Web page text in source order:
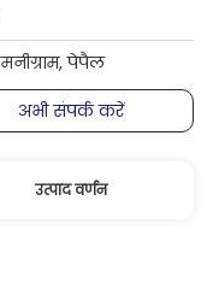
पेपैल
अभी संपर्क करें
उत्पाद वर्णन